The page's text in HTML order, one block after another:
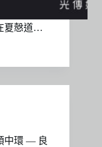
夏慤道…
中環 — 良